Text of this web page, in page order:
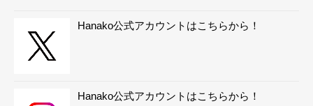
Hanako公式アカウントはこちらから！
Hanako公式アカウントはこちらから！